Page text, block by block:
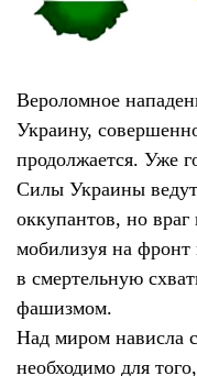
Вероломное
Украину,
продолжается. Уже
Силы Украины
оккупантов, но враг
мобилизуя на
в смертельную
фашизмом.
Над миром нависла
необходимо для